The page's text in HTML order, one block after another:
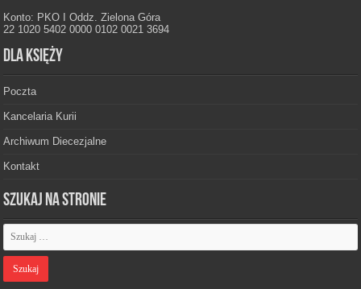
Konto: PKO I Oddz. Zielona Góra
22 1020 5402 0000 0102 0021 3694
Dla księży
Poczta
Kancelaria Kurii
Archiwum Diecezjalne
Kontakt
Szukaj na stronie